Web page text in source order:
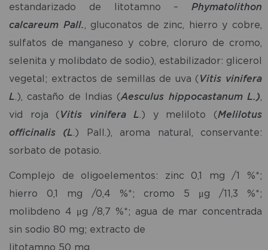
estandarizado de litotamno – Phymatolithon
calcareum Pall. , gluconatos de zinc, hierro y cobre,
sulfatos de manganeso y cobre, cloruro de cromo,
selenita y molibdato de sodio), estabilizador: glicerol
vegetal; extractos de semillas de uva (Vitis vinifera
L .), castaño de Indias (Aesculus hippocastanum L.)
vid roja (Vitis vinifera L .) y meliloto (Melilotus
officinalis (L .) Pall.), aroma natural, conservante:
sorbato de potasio.
Complejo de oligoelementos: zinc 0,1 mg /1 %*;
hierro 0,1 mg /0,4 %*; cromo 5 μg /11,3 %*;
molibdeno 4 μg /8,7 %*; agua de mar concentrada
sin sodio 80 mg; extracto de
litotamno 50 mg.